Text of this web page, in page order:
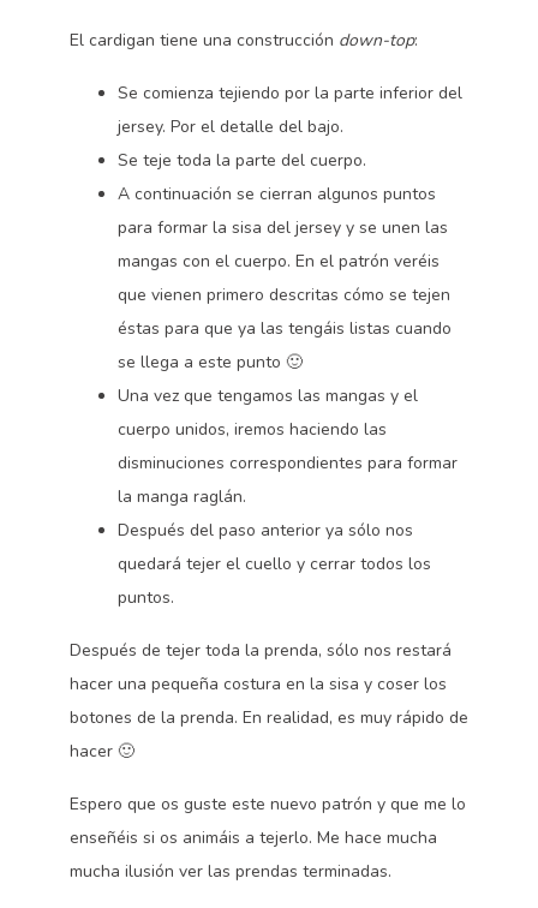
El cardigan tiene una construcción down-top:
Se comienza tejiendo por la parte inferior del
jersey. Por el detalle del bajo.
Se teje toda la parte del cuerpo.
A continuación se cierran algunos puntos
para formar la sisa del jersey y se unen las
mangas con el cuerpo. En el patrón veréis
que vienen primero descritas cómo se tejen
éstas para que ya las tengáis listas cuando
se llega a este punto 🙂
Una vez que tengamos las mangas y el
cuerpo unidos, iremos haciendo las
disminuciones correspondientes para formar
la manga raglán.
Después del paso anterior ya sólo nos
quedará tejer el cuello y cerrar todos los
puntos.
Después de tejer toda la prenda, sólo nos restará
hacer una pequeña costura en la sisa y coser los
botones de la prenda. En realidad, es muy rápido de
hacer 🙂
Espero que os guste este nuevo patrón y que me lo
enseñéis si os animáis a tejerlo. Me hace mucha
mucha ilusión ver las prendas terminadas.